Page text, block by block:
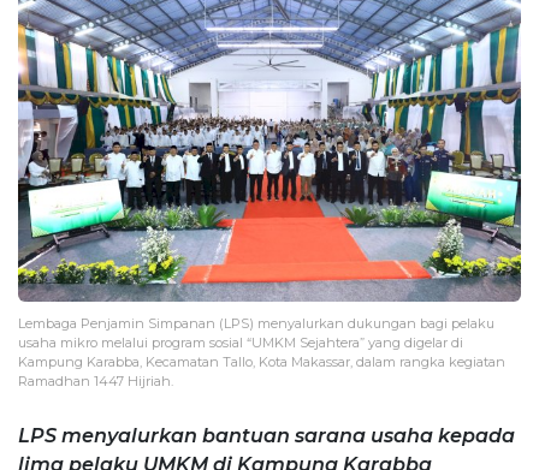
Lembaga Penjamin Simpanan (LPS) menyalurkan dukungan bagi pelaku
usaha mikro melalui program sosial “UMKM Sejahtera” yang digelar di
Kampung Karabba, Kecamatan Tallo, Kota Makassar, dalam rangka kegiatan
Ramadhan 1447 Hijriah.
LPS menyalurkan bantuan sarana usaha kepada
lima pelaku UMKM di Kampung Karabba